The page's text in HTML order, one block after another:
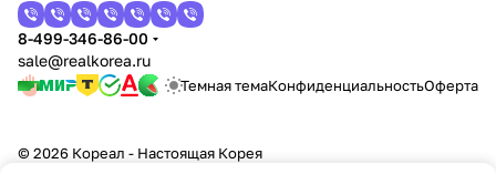
8-499-346-86-00
sale@realkorea.ru
Темная темаКонфиденциальностьОферта
© 2026 Кореал - Настоящая Корея